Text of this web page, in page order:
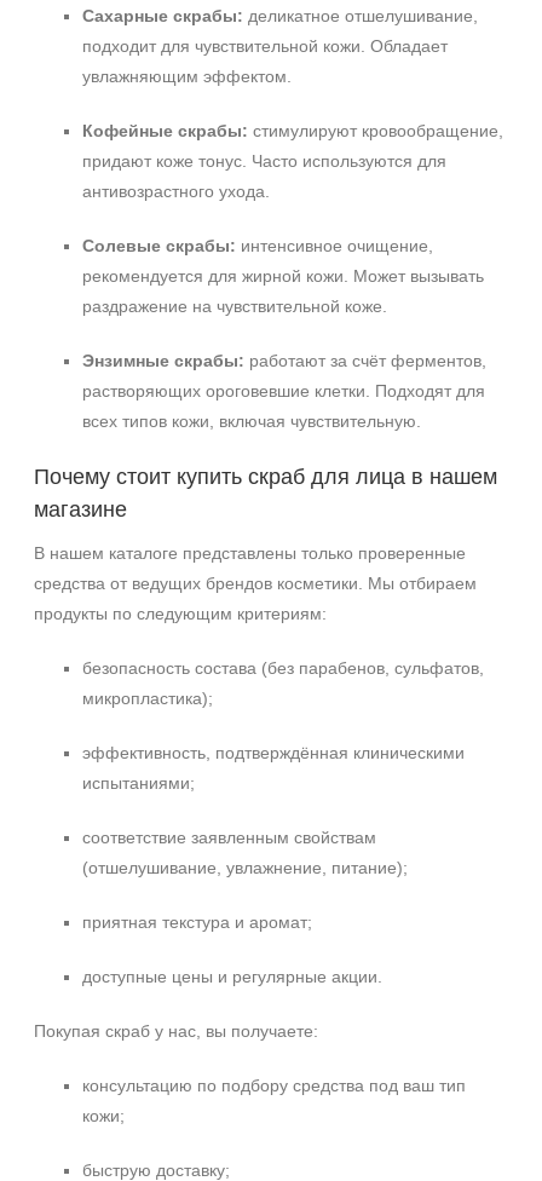
Сахарные скрабы: деликатное отшелушивание,
подходит для чувствительной кожи. Обладает
увлажняющим эффектом.
Кофейные скрабы: стимулируют кровообращение,
придают коже тонус. Часто используются для
антивозрастного ухода.
Солевые скрабы: интенсивное очищение,
рекомендуется для жирной кожи. Может вызывать
раздражение на чувствительной коже.
Энзимные скрабы: работают за счёт ферментов,
растворяющих ороговевшие клетки. Подходят для
всех типов кожи, включая чувствительную.
Почему стоит купить скраб для лица в нашем
магазине
В нашем каталоге представлены только проверенные
средства от ведущих брендов косметики. Мы отбираем
продукты по следующим критериям:
безопасность состава (без парабенов, сульфатов,
микропластика);
эффективность, подтверждённая клиническими
испытаниями;
соответствие заявленным свойствам
(отшелушивание, увлажнение, питание);
приятная текстура и аромат;
доступные цены и регулярные акции.
Покупая скраб у нас, вы получаете:
консультацию по подбору средства под ваш тип
кожи;
быструю доставку;